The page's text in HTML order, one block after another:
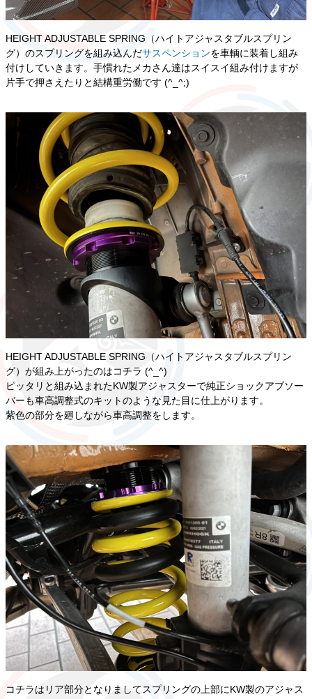
HEIGHT ADJUSTABLE SPRING（ハイトアジャスタブルスプリン
グ）のスプリングを組み込んだサスペンションを車輌に装着し組み
付けしていきます。手慣れたメカさん達はスイスイ組み付けますが
片手で押さえたりと結構重労働です (^_^;)
HEIGHT ADJUSTABLE SPRING（ハイトアジャスタブルスプリン
グ）が組み上がったのはコチラ (^_^)
ピッタリと組み込まれたKW製アジャスターで純正ショックアブソー
バーも車高調整式のキットのような見た目に仕上がります。
紫色の部分を廻しながら車高調整をします。
コチラはリア部分となりましてスプリングの上部にKW製のアジャス